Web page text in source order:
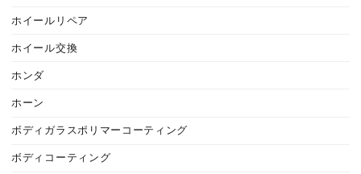
ホイールリペア
ホイール交換
ホンダ
ホーン
ボディガラスポリマーコーティング
ボディコーティング